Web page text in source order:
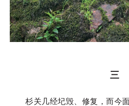
三
杉关几经圮毁、修复，而今